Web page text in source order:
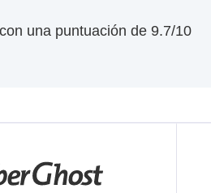
una puntuación de 9.7/10